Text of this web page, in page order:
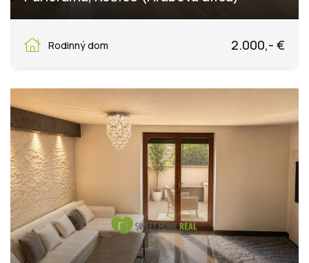
Rodinný dom
2.000,- €